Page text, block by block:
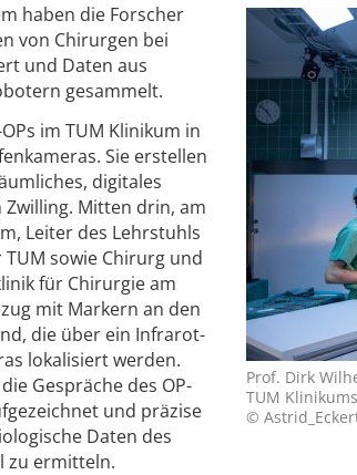
Prof. Dirk
TUM Klinikums
©
haben die Forscher
von Chirurgen bei
und Daten aus
gesammelt.
im TUM Klinikum in
Sie erstellen
digitales
Zwilling. Mitten drin, am
Leiter des Lehrstuhls
sowie Chirurg und
für Chirurgie am
mit Markern an den
die über ein Infrarot-
lokalisiert werden.
Gespräche des OP-
und präzise
Daten des
zu ermitteln.